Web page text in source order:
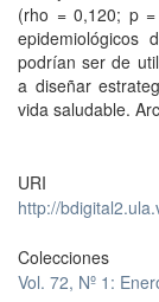
(rho = 0,120; p =
epidemiológicos
podrían ser de
a diseñar
vida saludable.
URI
http://
Colecciones
Vol. 72, Nº 1: